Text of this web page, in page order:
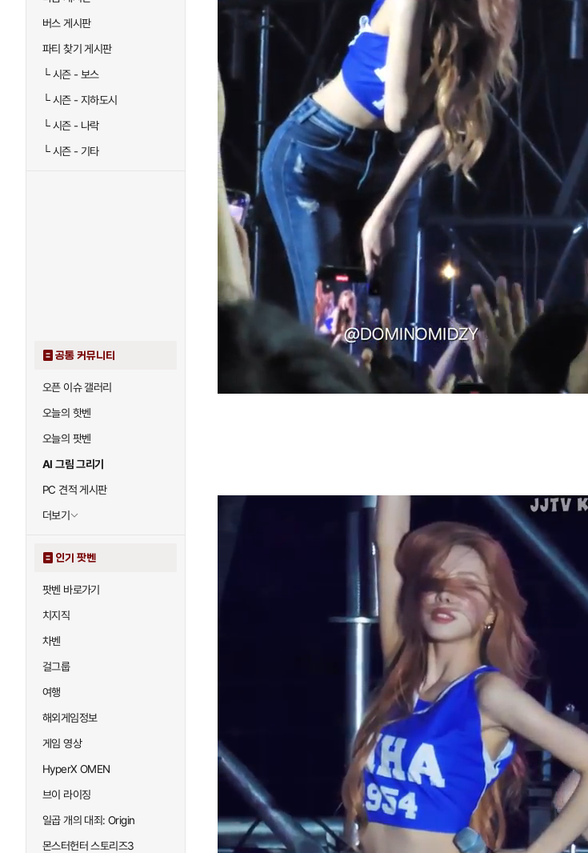
버스 게시판
파티 찾기 게시판
└시즌 - 보스
└시즌 - 지하도시
└시즌 - 나락
└시즌 - 기타
공통 커뮤니티
오픈 이슈 갤러리
오늘의 핫벤
오늘의 팟벤
AI 그림 그리기
PC 견적 게시판
더보기
인기 팟벤
팟벤 바로가기
치지직
차벤
걸그룹
여행
해외게임정보
게임 영상
HyperX OMEN
브이 라이징
일곱 개의 대죄: Origin
몬스터헌터 스토리즈3